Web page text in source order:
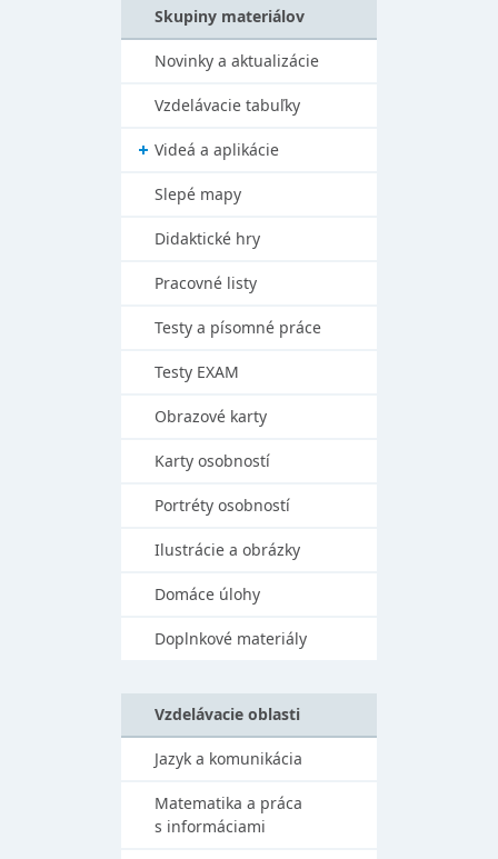
Skupiny materiálov
Novinky a aktualizácie
Vzdelávacie tabuľky
Videá a aplikácie
Slepé mapy
Didaktické hry
Pracovné listy
Testy a písomné práce
Testy EXAM
Obrazové karty
Karty osobností
Portréty osobností
Ilustrácie a obrázky
Domáce úlohy
Doplnkové materiály
Vzdelávacie oblasti
Jazyk a komunikácia
Matematika a práca
s informáciami